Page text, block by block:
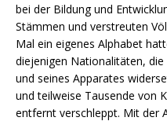
bei der Bildung und
Stämmen und verstreuten
Mal ein eigenes Alphabet
diejenigen Nationalitäten, die
und seines Apparates
und teilweise Tausende von
entfernt verschleppt. Mit der